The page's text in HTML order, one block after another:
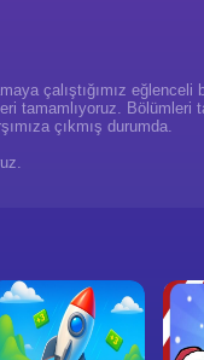
çalıştığımız eğlenceli
tamamlıyoruz.
çıkmış durumda.